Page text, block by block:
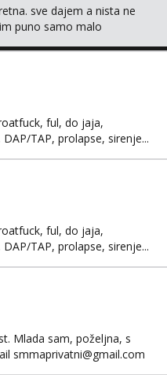
sve dajem a nista ne
puno samo malo
ful, do jaja,
TAP, prolapse, sirenje...
ful, do jaja,
TAP, prolapse, sirenje...
Mlada sam, poželjna, s
smmaprivatni@gmail.com